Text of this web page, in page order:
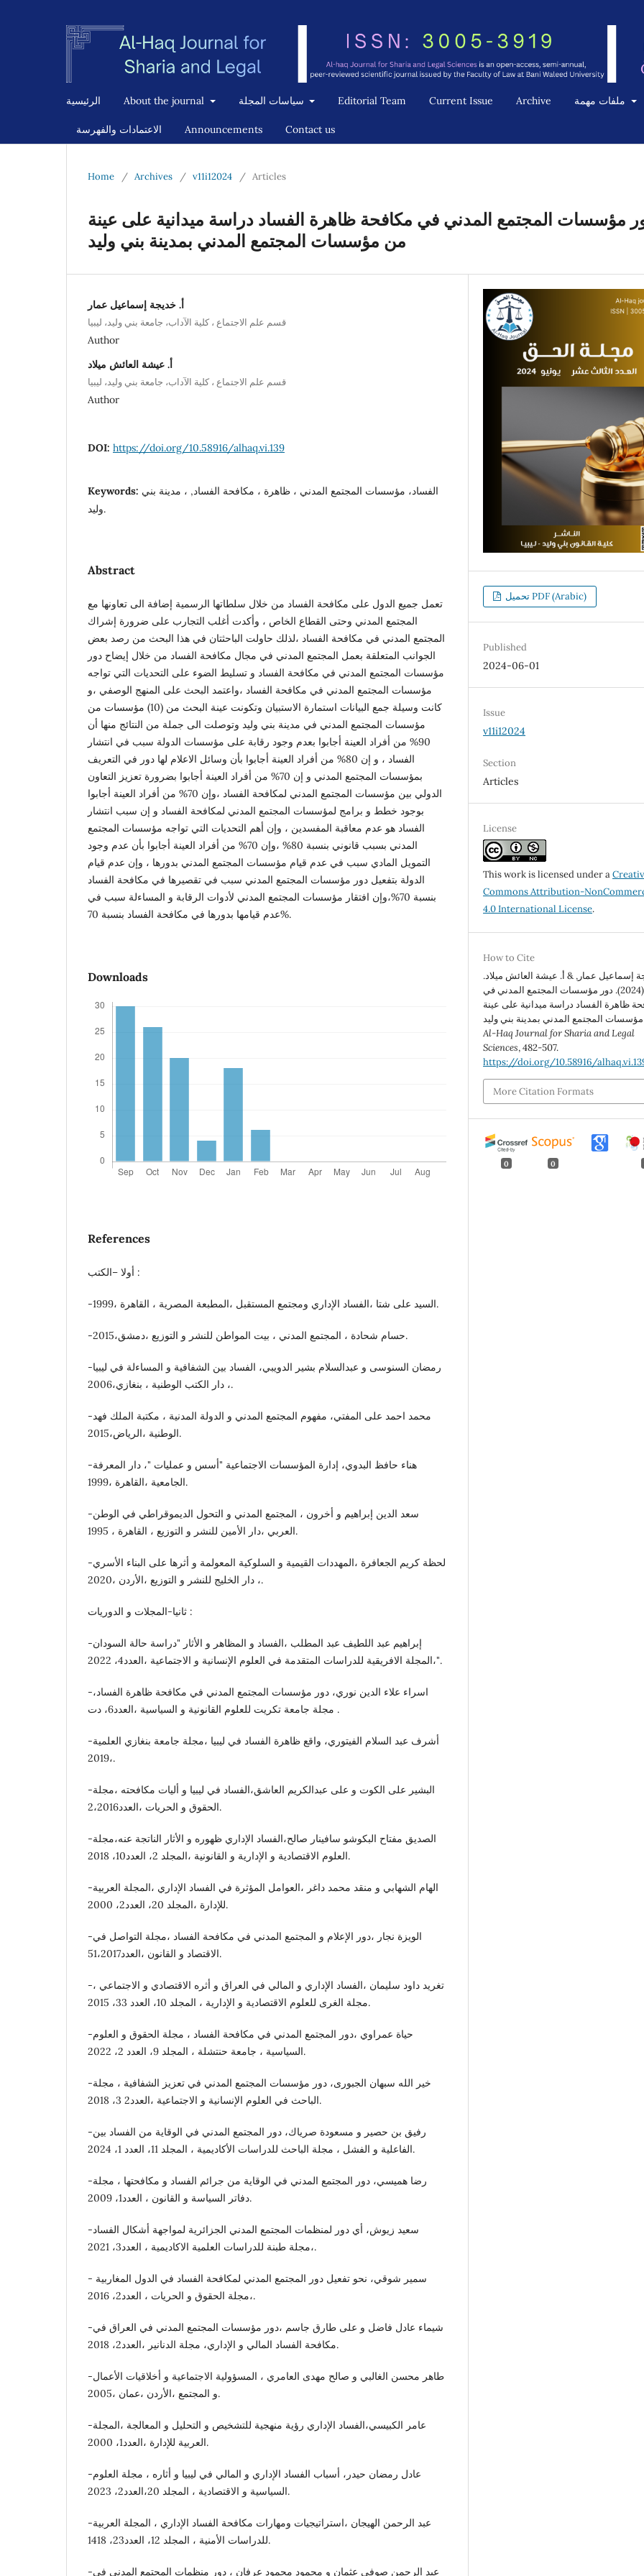
الرئيسية About the journal Editorial Team Current Issue Archive
الاعتمادات والفهرسة Announcements Contact us
Home / Archives / v11i12024 / Articles
مؤسسات المجتمع المدني في مكافحة ظاهرة الفساد دراسة ميدانية على عينة
من مؤسسات المجتمع المدني بمدينة بني وليد
أ. خديجة إسماعيل عمار
قسم علم الاجتماع ، كلية الآداب، جامعة بني وليد، ليبيا
Author
أ. عيشة العائش ميلاد
قسم علم الاجتماع ، كلية الآداب، جامعة بني وليد، ليبيا
Author
DOI: https://doi.org/10.58916/alhaq.vi.139
Keywords: الفساد، مؤسسات المجتمع المدني ، ظاهرة ، مكافحة الفساد, ، مدينة بني
وليد.
Abstract
تعمل جميع الدول على مكافحة الفساد من خلال سلطاتها الرسمية إضافة الى تعاونها مع
المجتمع المدني وحتى القطاع الخاص ، وأكدت أغلب التجارب على ضرورة إشراك
المجتمع المدني في مكافحة الفساد ،لذلك حاولت الباحثتان في هذا البحث من رصد بعض
الجوانب المتعلقة بعمل المجتمع المدني في مجال مكافحة الفساد من خلال إيضاح دور
مؤسسات المجتمع المدني في مكافحة الفساد و تسليط الضوء على التحديات التي تواجه
مؤسسات المجتمع المدني في مكافحة الفساد ،واعتمد البحث على المنهج الوصفي ،و
كانت وسيلة جمع البيانات استمارة الاستبيان وتكونت عينة البحث من (10) مؤسسات من
مؤسسات المجتمع المدني في مدينة بني وليد وتوصلت الى جملة من النتائج منها أن
90% من أفراد العينة أجابوا بعدم وجود رقابة على مؤسسات الدولة سبب في انتشار
الفساد ، و إن 80% من أفراد العينة أجابوا بأن وسائل الاعلام لها دور في التعريف
بمؤسسات المجتمع المدني و إن 70% من أفراد العينة أجابوا بضرورة تعزيز التعاون
الدولي بين مؤسسات المجتمع المدني لمكافحة الفساد ،وإن 70% من أفراد العينة أجابوا
بوجود خطط و برامج لمؤسسات المجتمع المدني لمكافحة الفساد و إن سبب انتشار
الفساد هو عدم معاقبة المفسدين ، وإن أهم التحديات التي تواجه مؤسسات المجتمع
المدني بسبب قانوني بنسبة 80% ،وإن 70% من أفراد العينة أجابوا بأن عدم وجود
التمويل المادي سبب في عدم قيام مؤسسات المجتمع المدني بدورها ، وإن عدم قيام
الدولة بتفعيل دور مؤسسات المجتمع المدني سبب في تقصيرها في مكافحة الفساد
بنسبة 70%،وإن افتقار مؤسسات المجتمع المدني لأدوات الرقابة و المساءلة سبب في
عدم قيامها بدورها في مكافحة الفساد بنسبة 70%.
Downloads
References
أولا –الكتب :
-السيد على شتا ،الفساد الإداري ومجتمع المستقبل ،المطبعة المصرية ، القاهرة ،1999.
-حسام شحادة ، المجتمع المدني ، بيت المواطن للنشر و التوزيع ،دمشق،2015.
-رمضان السنوسى و عبدالسلام بشير الدويبي، الفساد بين الشفافية و المساءلة في ليبيا
، دار الكتب الوطنية ، بنغازي،2006.
-محمد احمد على المفتي، مفهوم المجتمع المدني و الدولة المدنية ، مكتبة الملك فهد
الوطنية ،الرياض،2015.
-هناء حافظ البدوي، إدارة المؤسسات الاجتماعية "أسس و عمليات "، دار المعرفة
الجامعية ،القاهرة ،1999.
-سعد الدين إبراهيم و أخرون ، المجتمع المدني و التحول الديموقراطي في الوطن
العربي ،دار الأمين للنشر و التوزيع ، القاهرة ، 1995.
-لحظة كريم الجعافرة ،المهددات القيمية و السلوكية المعولمة و أثرها على البناء الأسري
، دار الخليج للنشر و التوزيع ،الأردن ،2020.
ثانيا-المجلات و الدوريات :
-إبراهيم عبد اللطيف عبد المطلب ،الفساد و المظاهر و الأثار "دراسة حالة السودان
"،المجلة الافريقية للدراسات المتقدمة في العلوم الإنسانية و الاجتماعية ،العدد4، 2022.
-اسراء علاء الدين نوري، دور مؤسسات المجتمع المدني في مكافحة ظاهرة الفساد،
مجلة جامعة تكريت للعلوم القانونية و السياسية ،العدد6، دت .
-أشرف عبد السلام الفيتوري، واقع ظاهرة الفساد في ليبيا ،مجلة جامعة بنغازي العلمية
،2019.
-البشير على الكوت و على عبدالكريم العاشق،الفساد في ليبيا و أليات مكافحته ،مجلة
الحقوق و الحريات ،العدد2،2016.
-الصديق مفتاح البكوشو سافينار صالح،الفساد الإداري ظهوره و الأثار الناتجة عنه،مجلة
العلوم الاقتصادية و الإدارية و القانونية ،المجلد 2، العدد10، 2018.
-الهام الشهابي و منقد محمد داغر ،العوامل المؤثرة في الفساد الإداري ،المجلة العربية
للإدارة ،المجلد 20، العدد2، 2000.
-الويزة نجار ،دور الإعلام و المجتمع المدني في مكافحة الفساد ،مجلة التواصل في
الاقتصاد و القانون ،العدد51،2017.
-تغريد داود سليمان ،الفساد الإداري و المالي في العراق و أثره الاقتصادي و الاجتماعي ،
مجلة الغرى للعلوم الاقتصادية و الإدارية ، المجلد 10، العدد 33، 2015.
-حياة عمراوي ،دور المجتمع المدني في مكافحة الفساد ، مجلة الحقوق و العلوم
السياسية ، جامعة حنتشلة ، المجلد 9، العدد 2، 2022.
-خير الله سبهان الجبورى، دور مؤسسات المجتمع المدني في تعزيز الشفافية ، مجلة
الباحث في العلوم الإنسانية و الاجتماعية ،العدد2 3، 2018.
-رفيق بن حصير و مسعودة صرياك، دور المجتمع المدني في الوقاية من الفساد بين
الفاعلية و الفشل ، مجلة الباحث للدراسات الأكاديمية ، المجلد 11، العدد 1، 2024.
-رضا هميسي، دور المجتمع المدني في الوقاية من جرائم الفساد و مكافحتها ، مجلة
دفاتر السياسة و القانون ، العدد1، 2009.
-سعيد زيوش، أي دور لمنظمات المجتمع المدني الجزائرية لمواجهة أشكال الفساد
،مجلة طبنة للدراسات العلمية الاكاديمية ، العدد3، 2021.
- سمير شوقي، نحو تفعيل دور المجتمع المدني لمكافحة الفساد في الدول المغاربية
،مجلة الحقوق و الحريات ، العدد2، 2016.
-شيماء عادل فاضل و على طارق جاسم ،دور مؤسسات المجتمع المدني في العراق في
مكافحة الفساد المالي و الإداري، مجلة الدنانير ،العدد2، 2018.
-طاهر محسن الغالبي و صالح مهدى العامري ، المسؤولية الاجتماعية و أخلاقيات الأعمال
و المجتمع ،الأردن ،عمان ،2005.
-عامر الكبيسي،الفساد الإداري رؤية منهجية للتشخيص و التحليل و المعالجة ،المجلة
العربية للإدارة ،العدد1، 2000.
-عادل رمضان حيدر، أسباب الفساد الإداري و المالي في ليبيا و أثاره ، مجلة العلوم
السياسية و الاقتصادية ، المجلد 20،العدد2، 2023.
-عبد الرحمن الهيجان ،استراتيجيات ومهارات مكافحة الفساد الإداري ، المجلة العربية
للدراسات الأمنية ، المجلد 12، العدد23، 1418.
-عبد الرحمن صوفي عثمان و محمود محمود عرفان ، دور منظمات المجتمع المدني في
تحميل PDF (Arabic)
Published
2024-06-01
Issue
v11i12024
Section
Articles
License
This work is licensed under a
Commons Attribution-
4.0 International License.
How to Cite
إسماعيل عمار, & أ. عيشة العائش ميلاد.
(2024). دور مؤسسات المجتمع المدني في
ظاهرة الفساد دراسة ميدانية على عينة
Al-Haq Journal for Sharia and Legal
Sciences, 482-507.
https://doi.org/10.58916/
More Citation Formats
0 0